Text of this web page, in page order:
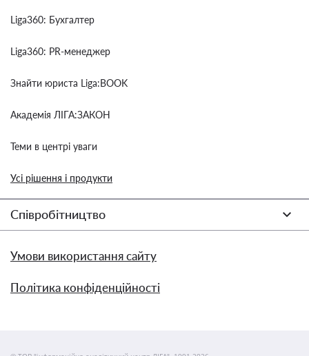
Liga360: Бухгалтер
Liga360: PR-менеджер
Знайти юриста Liga:BOOK
Академія ЛІГА:ЗАКОН
Теми в центрі уваги
Усі рішення і продукти
Співробітництво
Умови використання сайту
Політика конфіденційності